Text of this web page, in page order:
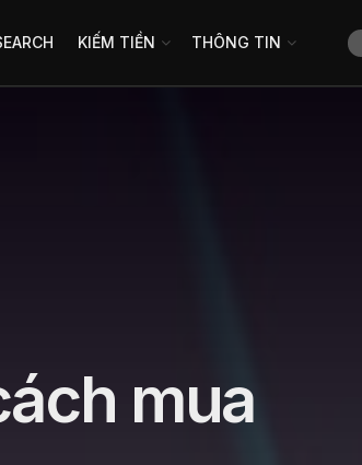
KIẾM TIỀN THÔNG TIN
mua